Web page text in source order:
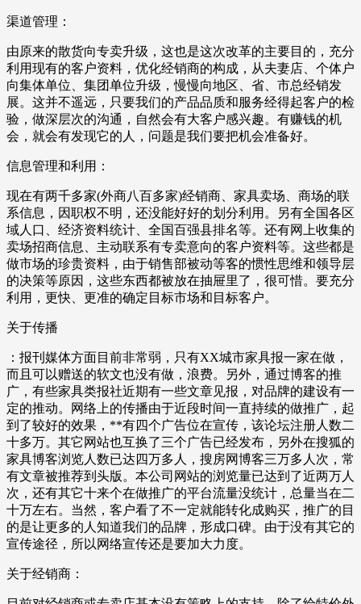
渠道管理：
由原来的散货向专卖升级，这也是这次改革的主要目的，充分
利用现有的客户资料，优化经销商的构成，从夫妻店、个体户
向集体单位、集团单位升级，慢慢向地区、省、市总经销发
展。这并不遥远，只要我们的产品品质和服务经得起客户的检
验，做深层次的沟通，自然会有大客户感兴趣。有赚钱的机
会，就会有发现它的人，问题是我们要把机会准备好。
信息管理和利用：
现在有两千多家(外商八百多家)经销商、家具卖场、商场的联
系信息，因职权不明，还没能好好的划分利用。另有全国各区
域人口、经济资料统计、全国百强县排名等。还有网上收集的
卖场招商信息、主动联系有专卖意向的客户资料等。这些都是
做市场的珍贵资料，由于销售部被动等客的惯性思维和领导层
的决策等原因，这些东西都被放在抽屉里了，很可惜。要充分
利用，更快、更准的确定目标市场和目标客户。
关于传播
：报刊媒体方面目前非常弱，只有XX城市家具报一家在做，
而且可以赠送的软文也没有做，浪费。另外，通过博客的推
广，有些家具类报社近期有一些文章见报，对品牌的建设有一
定的推动。网络上的传播由于近段时间一直持续的做推广，起
到了较好的效果，**有四个广告位在宣传，该论坛注册人数二
十多万。其它网站也互换了三个广告已经发布，另外在搜狐的
家具博客浏览人数已达四万多人，搜房网博客三万多人次，常
有文章被推荐到头版。本公司网站的浏览量已达到了近两万人
次，还有其它十来个在做推广的平台流量没统计，总量当在二
十万左右。当然，客户看了不一定就能转化成购买，推广的目
的是让更多的人知道我们的品牌，形成口碑。由于没有其它的
宣传途径，所以网络宣传还是要加大力度。
关于经销商：